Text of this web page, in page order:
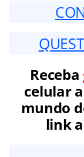
Receba
celular
mundo
link